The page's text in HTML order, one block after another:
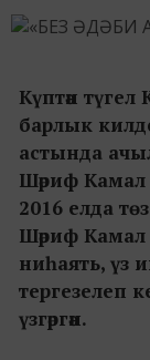
Күптән түгел
барлык
астында
Шәриф Камал
2016 елда
Шәриф
ниһаять, үз
тергезелеп
үзгәргән.